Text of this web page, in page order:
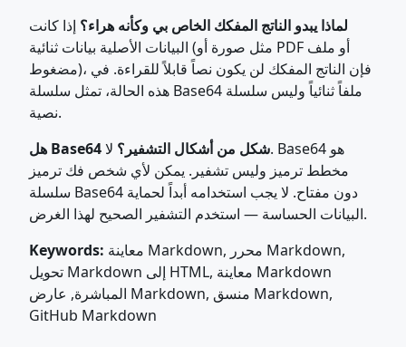
لماذا يبدو الناتج المفكك الخاص بي وكأنه هراء؟ إذا كانت
البيانات الأصلية بيانات ثنائية (مثل صورة أو PDF أو ملف
مضغوط)، فإن الناتج المفكك لن يكون نصاً قابلاً للقراءة. في
هذه الحالة، تمثل سلسلة Base64 ملفاً ثنائياً وليس سلسلة
نصية.
هل Base64 شكل من أشكال التشفير؟ لا. Base64 هو
مخطط ترميز وليس تشفير. يمكن لأي شخص فك ترميز
سلسلة Base64 دون مفتاح. لا يجب استخدامه أبداً لحماية
البيانات الحساسة — استخدم التشفير الصحيح لهذا الغرض.
Keywords:
تحويل Markdown إلى HTML, معاينة Markdown
المباشرة, عارض Markdown, منسق Markdown,
GitHub Markdown